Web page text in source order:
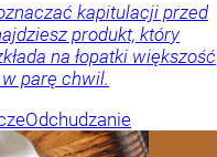
kapitulacji przed
produkt, który
na łopatki większość
parę chwil.
Odchudzanie